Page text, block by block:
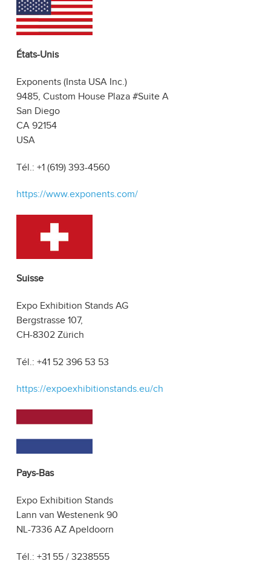
États-Unis
Exponents (Insta USA Inc.)
9485, Custom House Plaza #Suite A
San Diego
CA 92154
USA
Tél.: +1 (619) 393-4560
https://www.exponents.com/
Suisse
Expo Exhibition Stands AG
Bergstrasse 107,
CH-8302 Zürich
Tél.: +41 52 396 53 53
https://expoexhibitionstands.eu/ch
Pays-Bas
Expo Exhibition Stands
Lann van Westenenk 90
NL-7336 AZ Apeldoorn
Tél.: +31 55 / 3238555